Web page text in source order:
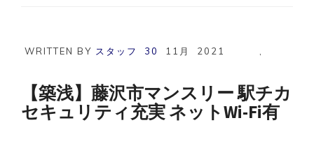
WRITTEN BY スタッフ 30 11月 ,
2021
【築浅】藤沢市マンスリー 駅チカ
セキュリティ充実 ネットWi-Fi有